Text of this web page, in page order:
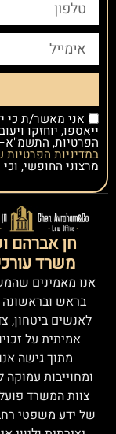
אני מאשר/ת כי
ייאספו, יוחזקו
הפרטיות, התשמ"א–1981 (כולל תיקון 13), ולמטרות
במדיניות
מרצוני החופשי,
חן אברהם
משרד
אנו מאמינים
בראש ובראשונה
לאנשים ביטחון,
אמיתית על
מתוך גישה
ומחוייבות עמוקה
צוות המשרד
של ידע משפטי